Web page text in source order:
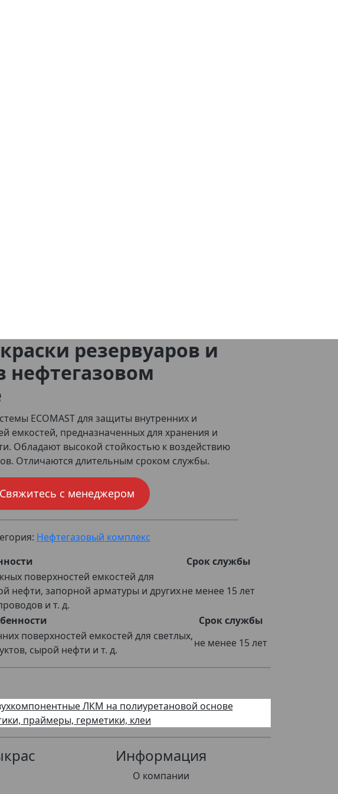
резервуаров и
нефтегазовом
ECOMAST для защиты внутренних и
емкостей, предназначенных для хранения и
Обладают высокой стойкостью к воздействию
Отличаются длительным сроком службы.
Свяжитесь с менеджером
Нефтегазовый комплекс
Срок службы
поверхностей емкостей для
нефти, запорной арматуры и других
и т. д.
не менее 15 лет
Срок службы
поверхностей емкостей для светлых,
сырой нефти и т. д.
не менее 15 лет
ЛКМ на полиуретановой основе
праймеры, герметики, клеи
Информация
О компании